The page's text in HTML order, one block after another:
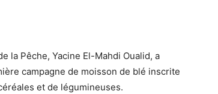
la Pêche, Yacine El-Mahdi Oualid, a
campagne de moisson de blé inscrite
et de légumineuses.